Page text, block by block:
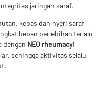
jaringan saraf.
kebas dan nyeri saraf
beban berlebihan terlalu
dengan NEO rheumacyl
sehingga aktivitas selalu